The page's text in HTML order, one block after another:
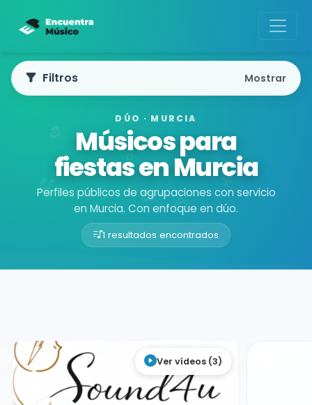
DÚO · MURCIA
Músicos para
fiestas en Murcia
Perfiles públicos de agrupaciones con servicio
en Murcia. Con enfoque en dúo.
1 resultados encontrados
Buscador de músicos
Filtros Mostrar
Ver vídeos (3)